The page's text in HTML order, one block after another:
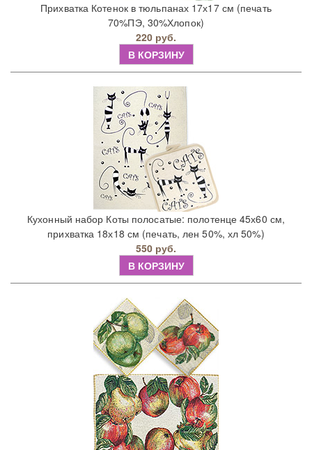
Прихватка Котенок в тюльпанах 17х17 см (печать
70%ПЭ, 30%Хлопок)
220 руб.
В КОРЗИНУ
Кухонный набор Коты полосатые: полотенце 45х60 см,
прихватка 18х18 см (печать, лен 50%, хл 50%)
550 руб.
В КОРЗИНУ